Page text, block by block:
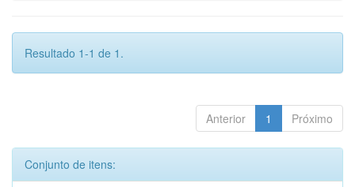
Resultado 1-1 de 1.
Anterior 1 Próximo
Conjunto de itens: